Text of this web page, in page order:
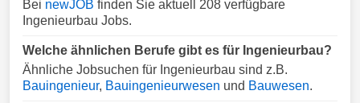
Bei newJOB finden Sie aktuell 208 verfügbare
Ingenieurbau Jobs.
Welche ähnlichen Berufe gibt es für Ingenieurbau?
Ähnliche Jobsuchen für Ingenieurbau sind z.B.
Bauingenieur, Bauingenieurwesen und Bauwesen.